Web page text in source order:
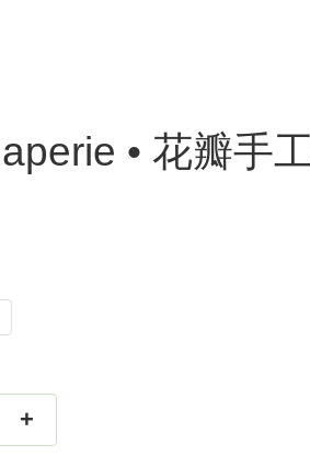
• 花瓣手
+